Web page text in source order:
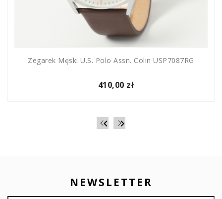

Zegarek Męski U.S. Polo Assn. Colin USP7087RG
410,00 zł

NEWSLETTER